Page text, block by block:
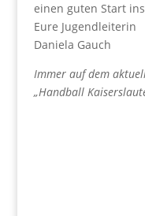
einen guten Start
Eure Jugendleiterin
Daniela Gauch
Immer auf dem
„Handball